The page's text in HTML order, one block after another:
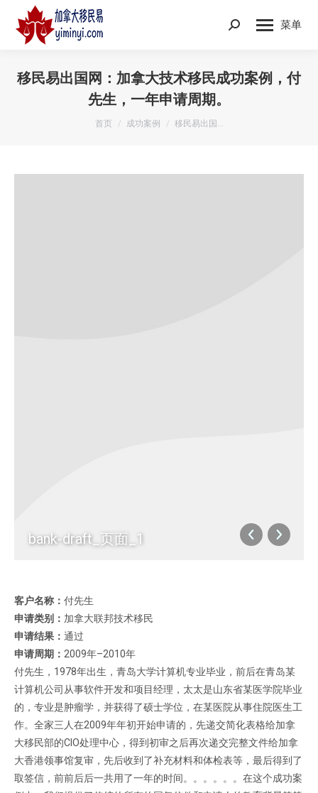
菜单
Search:
移民易出国网：加拿大技术移民成功案例，付
先生，一年申请周期。
您在这里：
首页 成功案例 移民易出国…
bank-draft_页面_1
客户名称： 付先生
申请类别： 加拿大联邦技术移民
申请结果： 通过
申请周期： 2009年–2010年
付先生，1978年出生，青岛大学计算机专业毕业，前后在青岛某
计算机公司从事软件开发和项目经理，太太是山东省某医学院毕业
的，专业是肿瘤学，并获得了硕士学位，在某医院从事住院医生工
作。全家三人在2009年年初开始申请的，先递交简化表格给加拿
大移民部的CIO处理中心，得到初审之后再次递交完整文件给加拿
大香港领事馆复审，先后收到了补充材料和体检表等，最后得到了
取签信，前前后后一共用了一年的时间。。。。。。在这个成功案